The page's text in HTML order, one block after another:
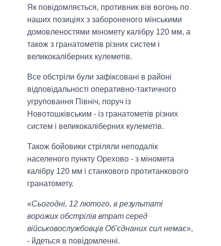
Як повідомляється, противник вів вогонь по
наших позиціях з забороненого мінськими
домовленостями міномету калібру 120 мм, а
також з гранатометів різних систем і
великокаліберних кулеметів.
Все обстріли були зафіксовані в районі
відповідальності оперативно-тактичного
угруповання Північ, поруч із
Новотошківським - із гранатометів різних
систем і великокаліберних кулеметів.
Також бойовики стріляли неподалік
населеного пункту Орехово - з міномета
калібру 120 мм і станкового протитанкового
гранатомету.
«Сьогодні, 12 лютого, в результаті
ворожих обстрілів втрат серед
військовослужбовців Об'єднаних сил немає»,
- йдеться в повідомленні.